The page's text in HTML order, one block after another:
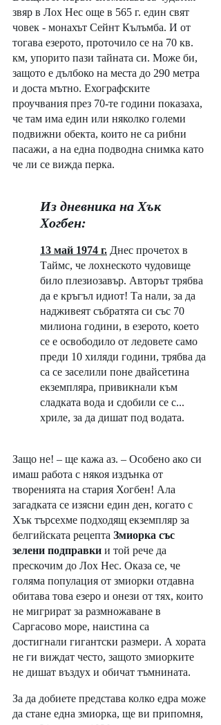
звяр в Лох Нес още в 565 г. един свят
човек - монахът Сейнт Кълъмба. И от
тогава езерото, проточило се на 70 кв.
км, упорито пази тайната си. Може би,
защото е дълбоко на места до 290 метра
и доста мътно. Ехографските
проучвания през 70-те години показаха,
че там има един или няколко големи
подвижни обекта, които не са рибни
пасажи, а на една подводна снимка като
че ли се вижда перка.
Из дневника на Хък
Хогбен:
13 май 1974 г. Днес прочетох в
Таймс, че лохнеското чудовище
било плезиозавър. Авторът трябва
да е кръгъл идиот! Та нали, за да
надживеят събратята си със 70
милиона години, в езерото, което
се е освободило от ледовете само
преди 10 хиляди години, трябва да
са се заселили поне двайсетина
екземпляра, привикнали към
сладката вода и сдобили се с...
хриле, за да дишат под водата.
Защо не! – ще кажа аз. – Особено ако си
имаш работа с някоя издънка от
творенията на стария Хогбен! Ала
загадката се изясни един ден, когато с
Хък търсехме подходящ екземпляр за
белгийската рецепта Змиорка със
зелени подправки и той рече да
прескочим до Лох Нес. Оказа се, че
голяма популация от змиорки отдавна
обитава това езеро и онези от тях, които
не мигрират за размножаване в
Саргасово море, наистина са
достигнали гигантски размери. А хората
не ги виждат често, защото змиорките
не дишат въздух и обичат тъмнината.
За да добиете представа колко едра може
да стане една змиорка, ще ви припомня,